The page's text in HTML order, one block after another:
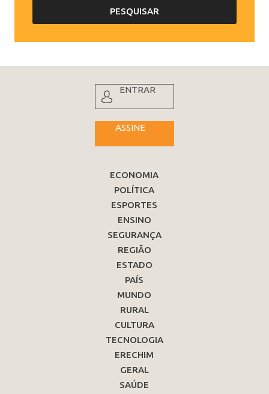
ENTRAR
ASSINE
ECONOMIA
POLÍTICA
ESPORTES
ENSINO
SEGURANÇA
REGIÃO
ESTADO
PAÍS
MUNDO
RURAL
CULTURA
TECNOLOGIA
ERECHIM
GERAL
SAÚDE